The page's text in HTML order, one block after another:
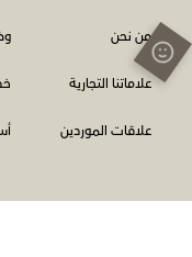
من نحن
علاماتنا التجارية
علاقات الموردين